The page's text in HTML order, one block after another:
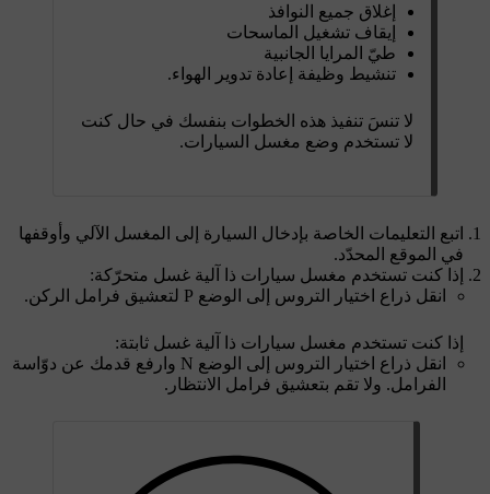
إغلاق جميع النوافذ
إيقاف تشغيل الماسحات
طيّ المرايا الجانبية
تنشيط وظيفة إعادة تدوير الهواء.
لا تنسَ تنفيذ هذه الخطوات بنفسك في حال كنت
لا تستخدم وضع مغسل السيارات.
اتبع التعليمات الخاصة بإدخال السيارة إلى المغسل الآلي وأوقفها
في الموقع المحدّد.
إذا كنت تستخدم مغسل سيارات ذا آلية غسل متحرّكة:
انقل ذراع اختيار التروس إلى الوضع P لتعشيق فرامل الركن.
إذا كنت تستخدم مغسل سيارات ذا آلية غسل ثابتة:
انقل ذراع اختيار التروس إلى الوضع N وارفع قدمك عن دوّاسة
الفرامل. ولا تقم بتعشيق فرامل الانتظار.